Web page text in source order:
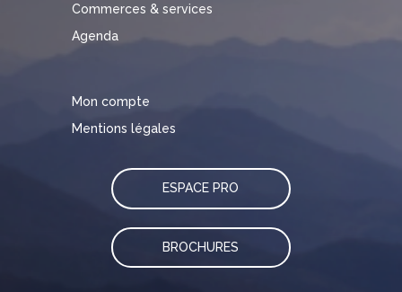
Commerces & services
Agenda
Mon compte
Mentions légales
ESPACE PRO
BROCHURES